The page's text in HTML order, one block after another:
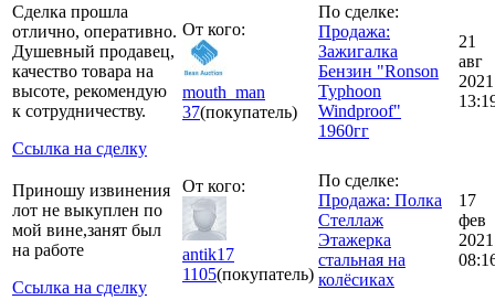
Сделка прошла
отлично, оперативно.
Душевный продавец,
качество товара на
высоте, рекомендую
к сотрудничеству.
Ссылка на сделку
От кого:
mouth_man
37(покупатель)
По сделке:
Продажа:
Зажигалка
Бензин "Ronson
Typhoon
Windproof"
1960гг
21
авг
2021
Приношу извинения
лот не выкуплен по
мой вине,занят был
на работе
Ссылка на сделку
От кого:
antik17
1105(покупатель)
По сделке:
Продажа: Полка
Стеллаж
Этажерка
стальная на
колёсиках
17
фев
2021